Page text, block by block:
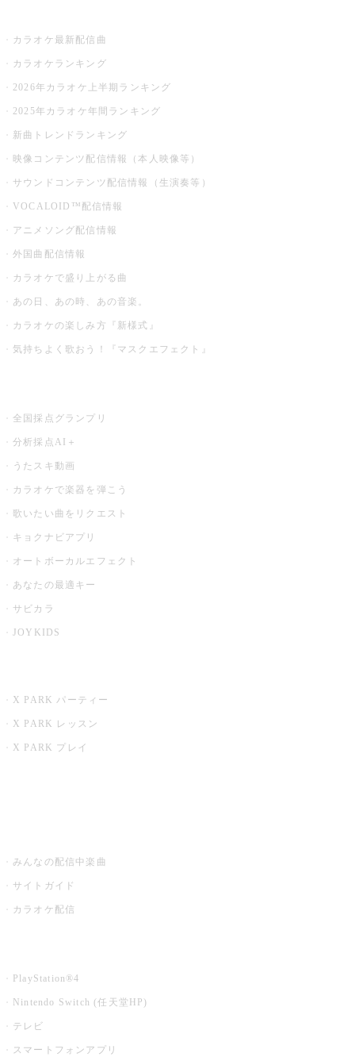
カラオケ最新配信曲
カラオケランキング
2026年カラオケ上半期ランキング
2025年カラオケ年間ランキング
新曲トレンドランキング
映像コンテンツ配信情報（本人映像等）
サウンドコンテンツ配信情報（生演奏等）
VOCALOID™配信情報
アニメソング配信情報
外国曲配信情報
カラオケで盛り上がる曲
あの日、あの時、あの音楽。
カラオケの楽しみ方『新様式』
気持ちよく歌おう！『マスクエフェクト』
全国採点グランプリ
分析採点AI＋
うたスキ動画
カラオケで楽器を弾こう
歌いたい曲をリクエスト
キョクナビアプリ
オートボーカルエフェクト
あなたの最適キー
サビカラ
JOYKIDS
X PARK パーティー
X PARK レッスン
X PARK プレイ
みんなの配信中楽曲
サイトガイド
カラオケ配信
PlayStation®4
Nintendo Switch (任天堂HP)
テレビ
スマートフォンアプリ